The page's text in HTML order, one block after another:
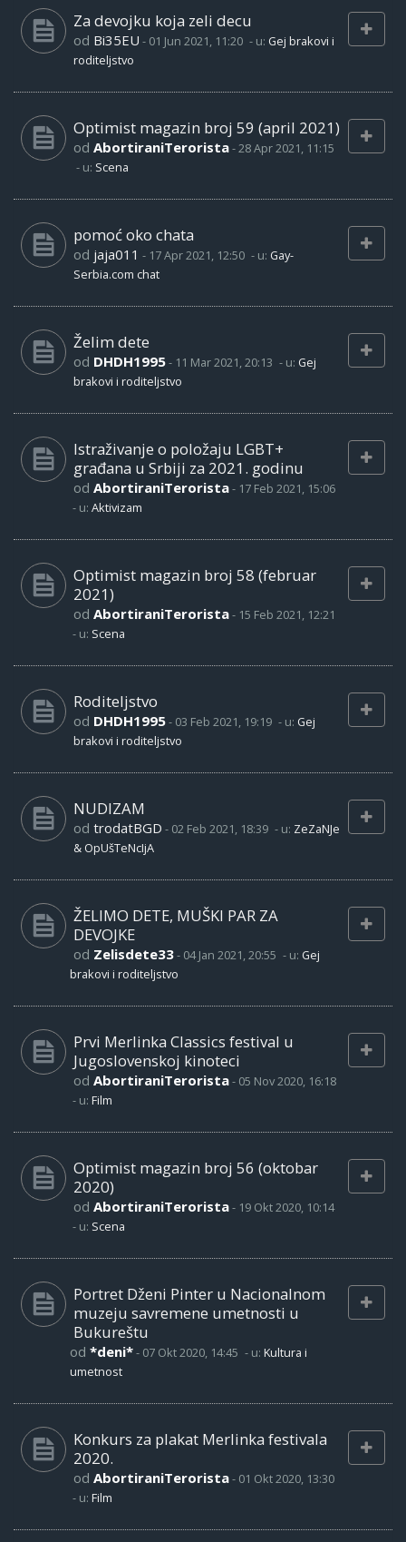
Za devojku koja zeli decu
od Bi35EU - 01 Jun 2021, 11:20 - u: Gej brakovi i
roditeljstvo
Optimist magazin broj 59 (april 2021)
od AbortiraniTerorista-28 Apr 2021, 11:15
- u: Scena
pomoć oko chata
od jaja011 - 17 Apr 2021, 12:50 - u: Gay-
Serbia.com chat
Želim dete
od DHDH1995- 11 Mar 2021, 20:13 - u: Gej
brakovi i roditeljstvo
Istraživanje o položaju LGBT+
građana u Srbiji za 2021. godinu
od AbortiraniTerorista- 17 Feb 2021, 15:06
- u: Aktivizam
Optimist magazin broj 58 (februar
2021)
od AbortiraniTerorista- 15 Feb 2021, 12:21
- u: Scena
Roditeljstvo
od DHDH1995- 03 Feb 2021, 19:19 - u: Gej
brakovi i roditeljstvo
NUDIZAM
od trodatBGD - 02 Feb 2021, 18:39 - u: ZeZaNJe
& OpUšTeNcIjA
ŽELIMO DETE, MUŠKI PAR ZA
DEVOJKE
od Zelisdete33- 04 Jan 2021, 20:55 - u: Gej
brakovi i roditeljstvo
Prvi Merlinka Classics festival u
Jugoslovenskoj kinoteci
od AbortiraniTerorista- 05 Nov 2020, 16:18
- u: Film
Optimist magazin broj 56 (oktobar
2020)
od AbortiraniTerorista- 19 Okt 2020, 10:14
- u: Scena
Portret Dženi Pinter u Nacionalnom
muzeju savremene umetnosti u
Bukureštu
od *deni*- 07 Okt 2020, 14:45 - u: Kultura i
umetnost
Konkurs za plakat Merlinka festivala
2020.
od AbortiraniTerorista- 01 Okt 2020, 13:30
- u: Film